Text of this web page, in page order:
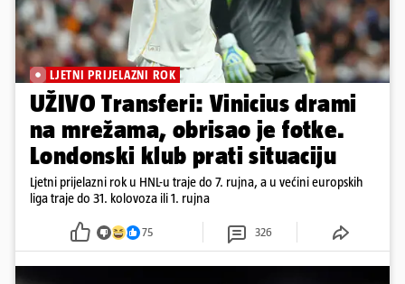
LJETNI PRIJELAZNI ROK
UŽIVO Transferi: Vinicius drami
na mrežama, obrisao je fotke.
Londonski klub prati situaciju
Ljetni prijelazni rok u HNL-u traje do 7. rujna, a u većini europskih
liga traje do 31. kolovoza ili 1. rujna
75 326